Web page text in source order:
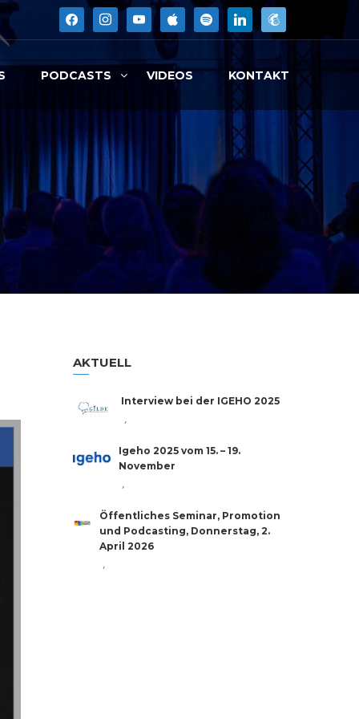
facebookinstagramyoutube apple spotify linkedin mailchimp2
PODCASTS VIDEOS KONTAKT
AKTUELL
Interview bei der IGEHO 2025
,
Igeho 2025 vom 15. – 19.
November
,
Öffentliches Seminar, Promotion
und Podcasting, Donnerstag, 2.
April 2026
,